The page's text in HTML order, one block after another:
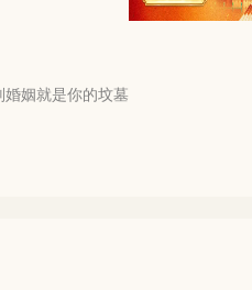
姻就是你的坟墓